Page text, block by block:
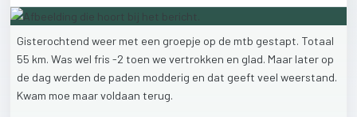
Gisterochtend weer met een groepje op de mtb gestapt. Totaal
55 km. Was wel fris -2 toen we vertrokken en glad. Maar later op
de dag werden de paden modderig en dat geeft veel weerstand.
Kwam moe maarvoldaan terug.